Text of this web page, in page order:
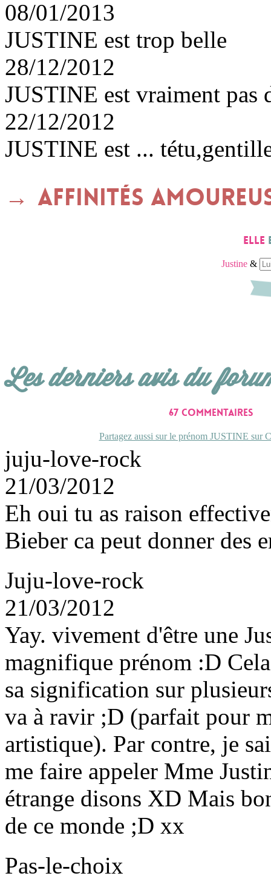
08/01/2013
JUSTINE est trop belle
28/12/2012
JUSTINE est vraiment pas
22/12/2012
JUSTINE est ...
Affinités
Elle
Justine &
Les derniers avis du
67 commentaires
Partagez aussi sur le prénom JUSTINE sur
juju-love-rock
21/03/2012
Eh oui tu as raison
Bieber ca peut donner des
Juju-love-rock
21/03/2012
Yay. vivement d'être une
magnifique prénom :D
sa signification sur
va à ravir ;D (parfait pour
artistique). Par contre, je
me faire appeler Mme
étrange disons XD Mais
de ce monde ;D xx
Pas-le-choix